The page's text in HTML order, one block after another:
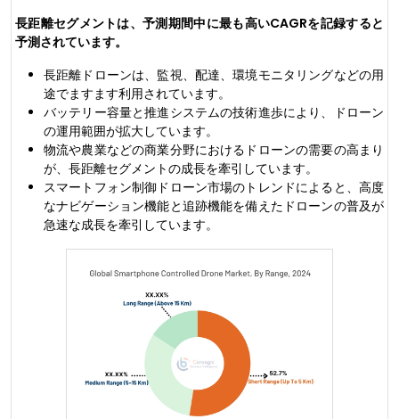
長距離セグメントは、予測期間中に最も高いCAGRを記録すると
予測されています。
長距離ドローンは、監視、配達、環境モニタリングなどの用
途でますます利用されています。
バッテリー容量と推進システムの技術進歩により、ドローン
の運用範囲が拡大しています。
物流や農業などの商業分野におけるドローンの需要の高まり
が、長距離セグメントの成長を牽引しています。
スマートフォン制御ドローン市場のトレンドによると、高度
なナビゲーション機能と追跡機能を備えたドローンの普及が
急速な成長を牽引しています。